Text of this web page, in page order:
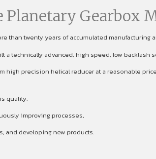
Planetary Gearbox
than twenty years of accumulated manufacturing
technically advanced, high speed, low backlash
precision helical reducer at a reasonable
quality.
improving processes,
and developing new products.